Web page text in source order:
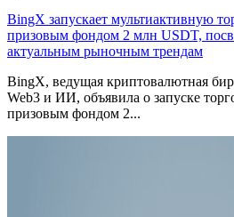
BingX запускает мультиактивную
призовым фондом 2 млн USDT,
актуальным рыночным трендам
BingX, ведущая криптовалютная
Web3 и ИИ, объявила о запуске
призовым фондом 2...